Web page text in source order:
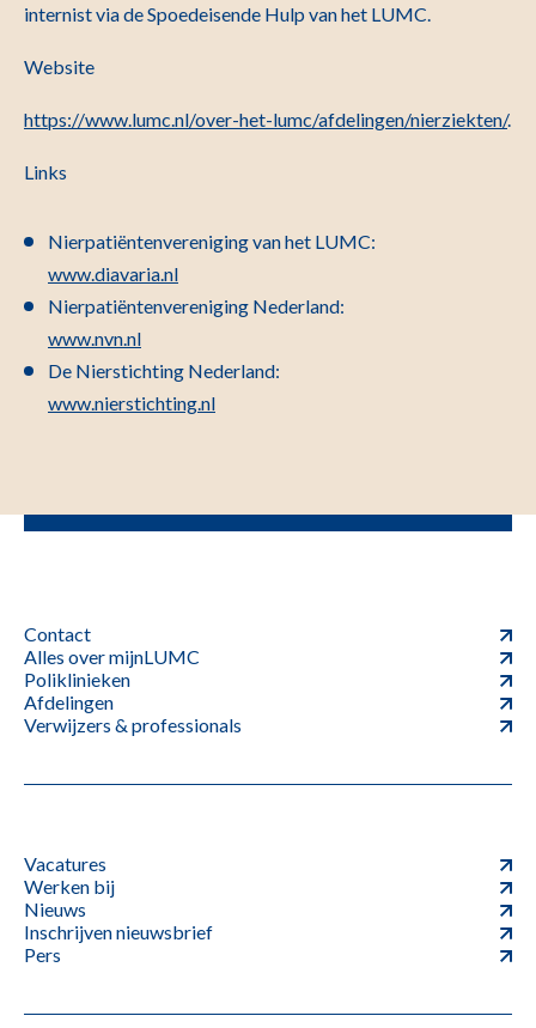
internist via de Spoedeisende Hulp van het LUMC.
Website
https://www.lumc.nl/over-het-lumc/afdelingen/nierziekten/.
Links
Nierpatiëntenvereniging van het LUMC:
www.diavaria.nl
Nierpatiëntenvereniging Nederland:
www.nvn.nl
De Nierstichting Nederland:
www.nierstichting.nl
Contact
Alles over mijnLUMC
Poliklinieken
Afdelingen
Verwijzers & professionals
Vacatures
Werken bij
Nieuws
Inschrijven nieuwsbrief
Pers